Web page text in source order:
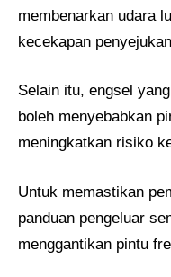
membenarkan udara
kecekapan
Selain itu, engsel
boleh menyebabkan
meningkatkan risiko
Untuk memastikan
panduan pengeluar
menggantikan pintu